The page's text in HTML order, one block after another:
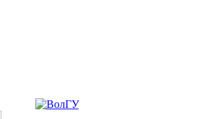
сайтом. Пожалуйста